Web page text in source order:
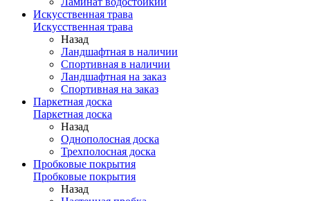
Искусственная трава
Искусственная трава
Назад
Ландшафтная в наличии
Спортивная в наличии
Ландшафтная на заказ
Спортивная на заказ
Паркетная доска
Паркетная доска
Назад
Однополосная доска
Трехполосная доска
Пробковые покрытия
Пробковые покрытия
Назад